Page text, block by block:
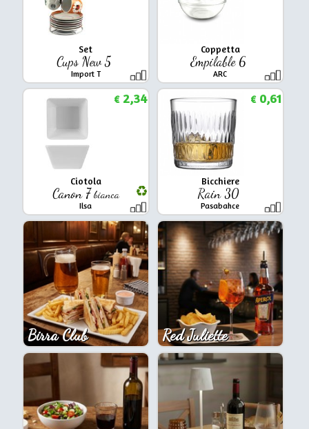
Set
Cups New 5
Import T
Coppetta
Empilable 6
ARC
Ciotola
Canon 7bianca
Ilsa
€2,34
Bicchiere
Rain 30
Pasabahce
€0,61
Birra Club Red Juliette